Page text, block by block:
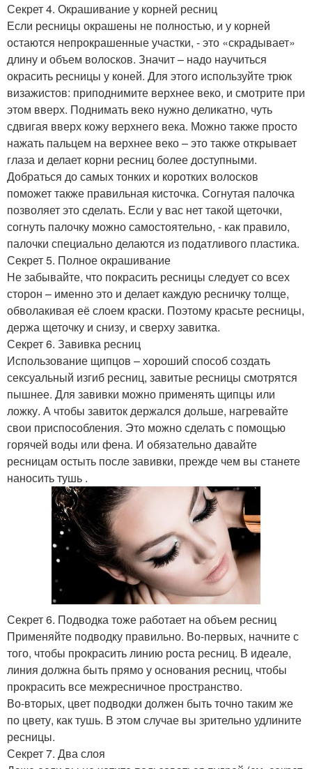
Секрет 4. Окрашивание у корней ресниц
Если ресницы окрашены не полностью, и у корней
остаются непрокрашенные участки, - это «скрадывает»
длину и объем волосков. Значит – надо научиться
окрасить ресницы у коней. Для этого используйте трюк
визажистов: приподнимите верхнее веко, и смотрите при
этом вверх. Поднимать веко нужно деликатно, чуть
сдвигая вверх кожу верхнего века. Можно также просто
нажать пальцем на верхнее веко – это также открывает
глаза и делает корни ресниц более доступными.
Добраться до самых тонких и коротких волосков
поможет также правильная кисточка. Согнутая палочка
позволяет это сделать. Если у вас нет такой щеточки,
согнуть палочку можно самостоятельно, - как правило,
палочки специально делаются из податливого пластика.
Секрет 5. Полное окрашивание
Не забывайте, что покрасить ресницы следует со всех
сторон – именно это и делает каждую ресничку толще,
обволакивая её слоем краски. Поэтому красьте ресницы,
держа щеточку и снизу, и сверху завитка.
Секрет 6. Завивка ресниц
Использование щипцов – хороший способ создать
сексуальный изгиб ресниц, завитые ресницы смотрятся
пышнее. Для завивки можно применять щипцы или
ложку. А чтобы завиток держался дольше, нагревайте
свои приспособления. Это можно сделать с помощью
горячей воды или фена. И обязательно давайте
ресницам остыть после завивки, прежде чем вы станете
наносить тушь .
Секрет 6. Подводка тоже работает на объем ресниц
Применяйте подводку правильно. Во-первых, начните с
того, чтобы прокрасить линию роста ресниц. В идеале,
линия должна быть прямо у основания ресниц, чтобы
прокрасить все межресничное пространство.
Во-вторых, цвет подводки должен быть точно таким же
по цвету, как тушь. В этом случае вы зрительно удлините
ресницы.
Секрет 7. Два слоя